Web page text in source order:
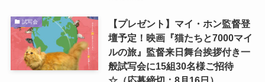
試写会
【プレゼント】マイ・ホン監督登
壇予定！映画『猫たちと7000マイ
ルの旅』監督来日舞台挨拶付き一
般試写会に15組30名様ご招待